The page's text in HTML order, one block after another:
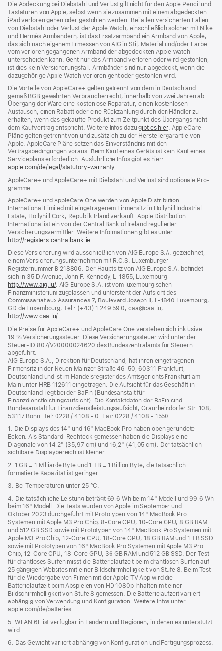
Die Abdeckung bei Diebstahl und Verlust gilt nicht für den Apple Pencil und
Tastaturen von Apple, selbst wenn sie zusammen mit einem abgedeckten
iPad verloren gehen oder gestohlen werden. Bei allen versicherten Fällen
von Diebstahl oder Verlust der Apple Watch, einschließlich solcher mit Nike
und Hermès Armbändern, ist das Ersatzarmband ein Armband von Apple,
das sich nach eigenem Ermessen von AIG in Stil, Material und/oder Farbe
vom verloren gegangenen Armband der abgedeckten Apple Watch
unterscheiden kann. Geht nur das Armband verloren oder wird gestohlen,
ist dies kein Versicherungsfall. Armbänder sind nur abgedeckt, wenn die
dazugehörige Apple Watch verloren geht oder gestohlen wird.
Die Vorteile von AppleCare+ gelten getrennt von dem in Deutschland
gemäß BGB gewährten Verbraucher­recht, inner­halb von zwei Jahren ab
Übergang der Ware eine kosten­lose Reparatur, einen kosten­losen
Austausch, einen Rabatt oder eine Rück­zahlung durch den Händler zu
erhalten, wenn das gekaufte Produkt zum Zeit­punkt des Übergangs nicht
dem Kauf­vertrag ent­spricht. Weitere Infos dazugibt es hier(Öffnet
ein
Fenster)
. AppleCare
Pläne gelten getrennt von und zu­sätz­lich zu der Hersteller­garantie von
Apple. AppleCare Pläne setzen das Einverständnis mit den
Vertragsbedingungen voraus. Beim Kauf eines Geräts ist kein Kauf eines
Serviceplans erfor­der­lich. Ausführliche Infos gibt es hier:
apple.com/de/legal/statutory-warranty(Öffnet
neues
.
AppleCare+ und AppleCare+ mit Dieb­stahl und Verlust sind optionale Pro­
gramme.
AppleCare+ und AppleCare One werden von Apple Distribution
International Limited mit eingetragenem Firmensitz in Hollyhill Industrial
Estate, Hollyhill Cork, Republik Irland verkauft. Apple Distribution
International ist ein von der Central Bank of Ireland regulierter
Versicherungsvermittler. Weitere Informationen gibt es unter
http://registers.centralbank.ie(Öffnet
neues
Fenster)
.
Diese Versicherung wird ausschließlich von AIG Europe S.A. gezeichnet,
einem Versicherungsunternehmen mit R.C.S. Luxemburger
Registernummer B 218806. Der Hauptsitz von AIG Europe S.A. befindet
sich in 35 D Avenue, John F. Kennedy, L‑1855, Luxemburg,
http://www.aig.lu/(Öffnet
ein
neues
Fenster)
. AIG Europe S.A. ist vom luxemburgischen
Finanzministerium zugelassen und untersteht der Aufsicht des
Commissariat aux Assurances 7, Boulevard Joseph II, L‑1840 Luxemburg,
GD de Luxembourg, Tel.: (+43) 1 249 59 0, caa@caa.lu,
http://www.caa.lu/(Öffnet
neues
Fenster)
.
Die Preise für AppleCare+ und AppleCare One verstehen sich inklusive
19 % Versicherungssteuer. Diese Versicherungssteuer wird unter der
Steuer‑ID 807/V20000024620 des Bundeszentralamts für Steuern
abgeführt.
AIG Europe S.A., Direktion für Deutschland, hat ihren eingetragenen
Firmensitz in der Neuen Mainzer Straße 46‑50, 60311 Frankfurt,
Deutschland und ist im Handelsregister des Amtsgerichts Frankfurt am
Main unter HRB 112611 eingetragen. Die Aufsicht für das Geschäft in
Deutschland liegt bei der BaFin (Bundesanstalt für
Finanzdienstleistungsaufsicht). Die Kontaktdaten der BaFin sind
Bundesanstalt für Finanzdienstleistungsaufsicht, Graurheindorfer Str. 108,
53117 Bonn. Tel: 0228 / 4108 - 0. Fax: 0228 / 4108 - 1550.
1. Die Displays des 14" und 16" MacBook Pro haben oben gerundete
Ecken. Als Standard-Rechteck gemessen haben die Displays eine
Diagonale von 14,2" (35,97 cm) und 16,2" (41,05 cm). Der tatsächlich
sichtbare Displaybereich ist kleiner.
2. 1 GB = 1 Milliarde Byte und 1 TB = 1 Billion Byte, die tatsächlich
formatierte Kapazität ist geringer.
3. Bei Temperaturen unter 25 °C.
4. Die tatsächliche Leistung beträgt 69,6 Wh beim 14" Modell und 99,6 Wh
beim 16" Modell. Die Tests wurden von Apple im September und
Oktober 2023 durchgeführt mit Prototypen von 14" MacBook Pro
Systemen mit Apple M3 Pro Chip, 8‑Core CPU, 10‑Core GPU, 8 GB RAM
und 512 GB SSD sowie mit Prototypen von 14" MacBook Pro Systemen mit
Apple M3 Pro Chip, 12‑Core CPU, 18‑Core GPU, 18 GB RAM und 1 TB SSD
sowie mit Prototypen von 16" MacBook Pro Systemen mit Apple M3 Pro
Chip, 12‑Core CPU, 18‑Core GPU, 36 GB RAM und 512 GB SSD. Der Test
für drahtloses Surfen misst die Batterielaufzeit beim drahtlosen Surfen auf
25 gängigen Websites mit einer Bildschirmhelligkeit von Stufe 8. Beim Test
für die Wiedergabe von Filmen mit der Apple TV App wird die
Batterielaufzeit beim Abspielen von HD 1080p Inhalten mit einer
Bildschirmhelligkeit von Stufe 8 gemessen. Die Batterielaufzeit variiert
abhängig von Verwendung und Konfiguration. Weitere Infos unter
apple.com/de/batteries.
5. WLAN 6E ist verfügbar in Ländern und Regionen, in denen es unterstützt
wird.
6. Das Gewicht variiert abhängig von Konfiguration und Fertigungsprozess.